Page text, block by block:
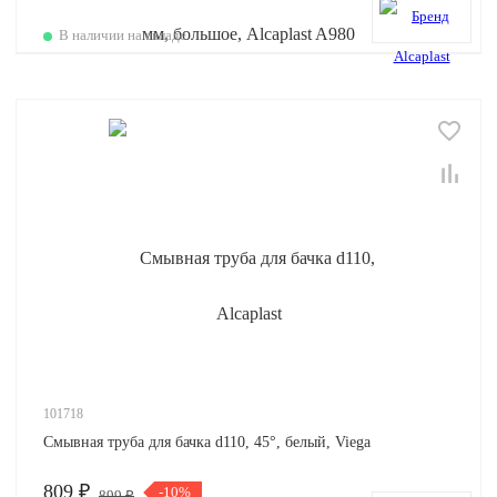
В наличии на складе
101718
Смывная труба для бачка d110, 45°, белый, Viega
809 ₽ -10%